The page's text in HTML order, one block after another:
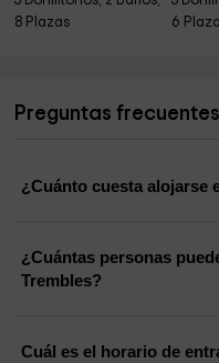
8 Plazas
6
Preguntas
¿Cuánto cuesta alojarse
¿Cuántas personas
Trembles?
Cuál es el horario de entrada